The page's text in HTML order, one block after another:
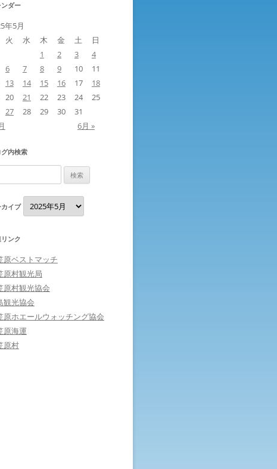
ンダー
年5月
火 水 木 金 土
日
1
2 3
4
6 7 8 9 10
11
13 14 15 16 17
18
20 21 22 23 24
25
27 28 29 30
31
6月 »
グ内検索
カイブ
ア
ー
カ
ンク
原ベストマッチ
原村観光局
原村観光協会
観光協会
原ホエールウォッチング協会
原海運
原村